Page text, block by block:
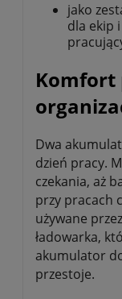
jako
dla ekip
Komfort
Dwa
dzień pracy.
czekania, aż
przy pracach
używane
ładowarka,
akumulator
przestoje.